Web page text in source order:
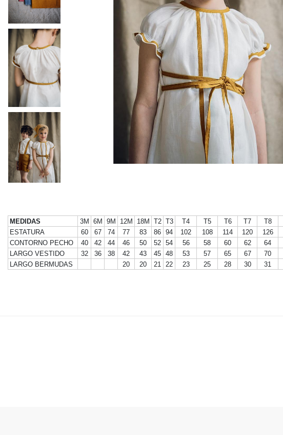
MEDIDAS 3M 6M 9M 12M 18M T2 T3 T4 T5 T6 T7 T8
ESTATURA
60 67 74 77 83 86 94 102 108 114 120 126
CONTORNO PECHO
40 42 44 46 50 52 54 56 58 60 62 64
LARGO VESTIDO
32 36 38 42 43 45 48 53 57 65 67 70
LARGO BERMUDAS
20 20 21 22 23 25 28 30 31